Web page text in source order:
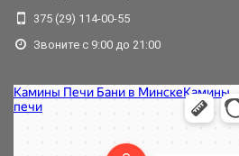
375 (29) 114-00-55
Звоните с 9:00 до 21:00